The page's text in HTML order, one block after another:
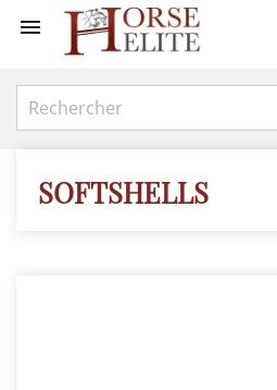

SOFTSHELLS